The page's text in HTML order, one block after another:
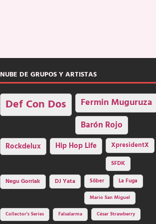
NUBE DE GRUPOS Y ARTISTAS
Def Con Dos Fermin Muguruza
Barón Rojo
Rockdelux Hip Hop Life
XpresidentX
SFDK
Negu Gorriak
DJ Yata Sôber
La Fuga
Mario San Miguel
Collector's Series
Falsalarma César Strawberry